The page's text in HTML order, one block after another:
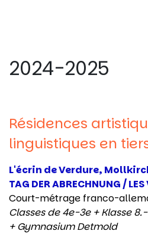
2024-2025
Résidences
linguistiques en
L'écrin de Verdure,
TAG DER ABRECHNUNG /
Court-métrage franco-
Classes de 4e-3e + Klasse
+ Gymnasium Detmold